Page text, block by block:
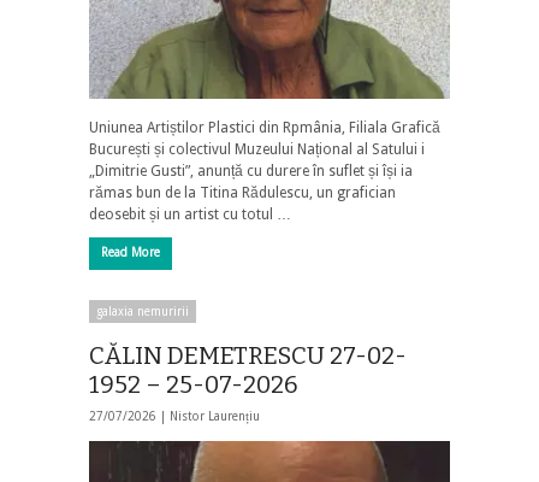
Uniunea Artiștilor Plastici din Rpmânia, Filiala Grafică
București și colectivul Muzeului Național al Satului i
„Dimitrie Gusti”, anunță cu durere în suflet și își ia
rămas bun de la Titina Rădulescu, un grafician
deosebit și un artist cu totul …
Read More
galaxia nemuririi
CĂLIN DEMETRESCU 27-02-
1952 – 25-07-2026
27/07/2026 | Nistor Laurențiu